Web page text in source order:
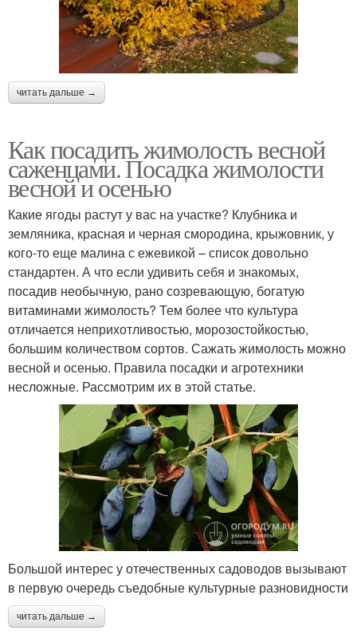
читать дальше →
Как посадить жимолость весной
саженцами. Посадка жимолости
весной и осенью
Какие ягоды растут у вас на участке? Клубника и
земляника, красная и черная смородина, крыжовник, у
кого-то еще малина с ежевикой – список довольно
стандартен. А что если удивить себя и знакомых,
посадив необычную, рано созревающую, богатую
витаминами жимолость? Тем более что культура
отличается неприхотливостью, морозостойкостью,
большим количеством сортов. Сажать жимолость можно
весной и осенью. Правила посадки и агротехники
несложные. Рассмотрим их в этой статье.
Большой интерес у отечественных садоводов вызывают
в первую очередь съедобные культурные разновидности
читать дальше →